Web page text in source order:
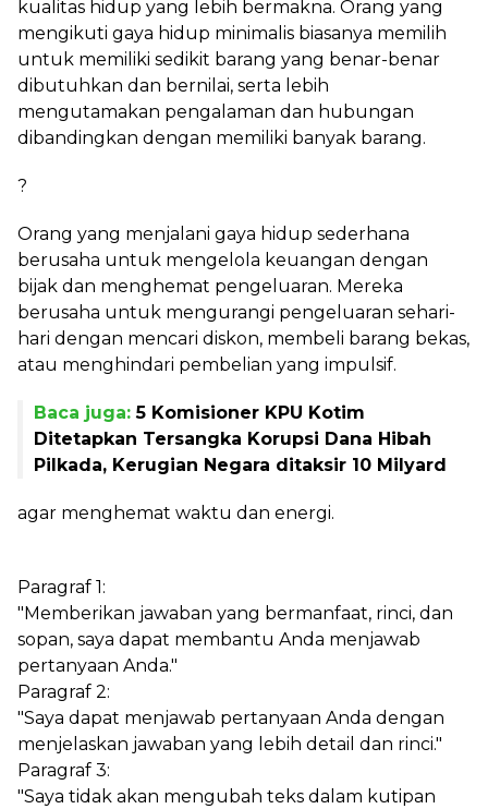
kualitas hidup yang lebih bermakna. Orang yang
mengikuti gaya hidup minimalis biasanya memilih
untuk memiliki sedikit barang yang benar-benar
dibutuhkan dan bernilai, serta lebih
mengutamakan pengalaman dan hubungan
dibandingkan dengan memiliki banyak barang.
?
Orang yang menjalani gaya hidup sederhana
berusaha untuk mengelola keuangan dengan
bijak dan menghemat pengeluaran. Mereka
berusaha untuk mengurangi pengeluaran sehari-
hari dengan mencari diskon, membeli barang bekas,
atau menghindari pembelian yang impulsif.
Baca juga:5 Komisioner KPU Kotim
Ditetapkan Tersangka Korupsi Dana Hibah
Pilkada, Kerugian Negara ditaksir 10 Milyard
agar menghemat waktu dan energi.
Paragraf 1:
"Memberikan jawaban yang bermanfaat, rinci, dan
sopan, saya dapat membantu Anda menjawab
pertanyaan Anda."
Paragraf 2:
"Saya dapat menjawab pertanyaan Anda dengan
menjelaskan jawaban yang lebih detail dan rinci."
Paragraf 3:
"Saya tidak akan mengubah teks dalam kutipan